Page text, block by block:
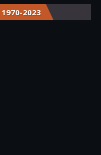
1970-2023